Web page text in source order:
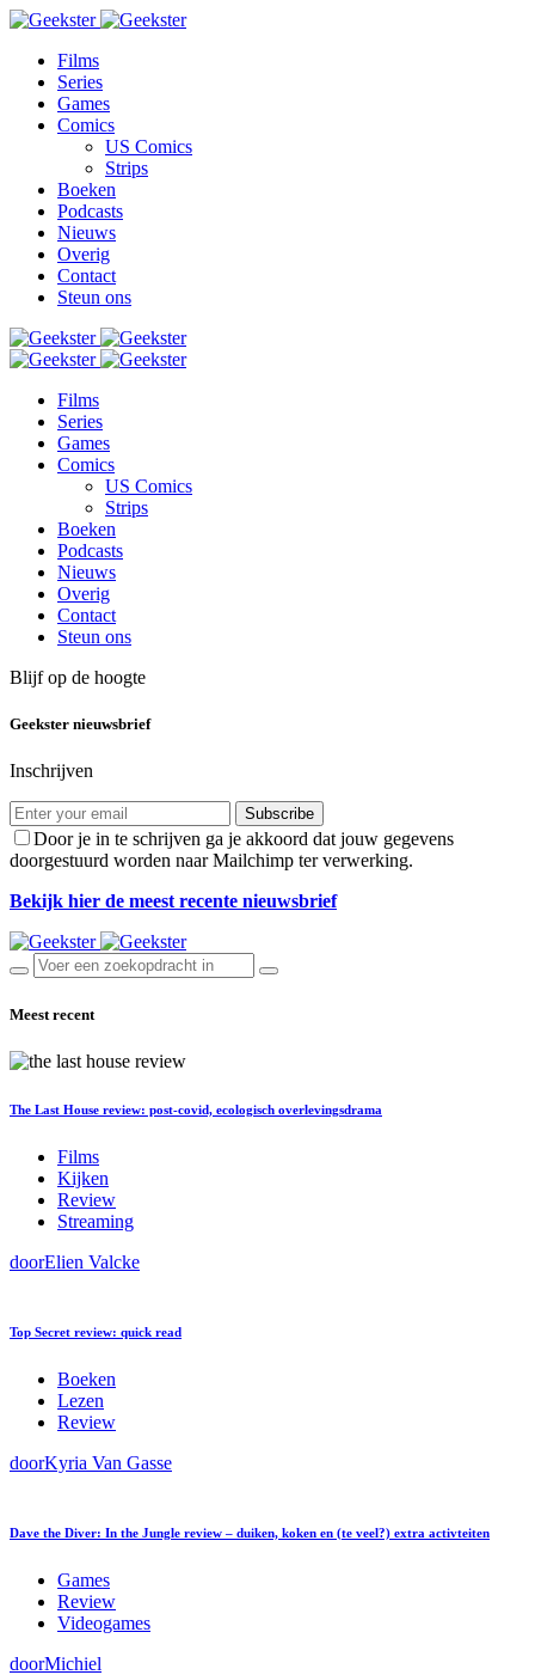
Films
Series
Games
Comics
US Comics
Strips
Boeken
Podcasts
Nieuws
Overig
Contact
Steun ons
Films
Series
Games
Comics
US Comics
Strips
Boeken
Podcasts
Nieuws
Overig
Contact
Steun ons
Blijf op de hoogte
Geekster nieuwsbrief
Inschrijven
Subscribe
Door je in te schrijven ga je akkoord dat jouw gegevens
doorgestuurd worden naar Mailchimp ter verwerking.
Bekijk hier de meest recente nieuwsbrief
Meest recent
The Last House review: post-covid, ecologisch overlevingsdrama
Films
Kijken
Review
Streaming
doorElien Valcke
Top Secret review: quick read
Boeken
Lezen
Review
doorKyria Van Gasse
Dave the Diver: In the Jungle review – duiken, koken en (te veel?) extra activteiten
Games
Review
Videogames
doorMichiel